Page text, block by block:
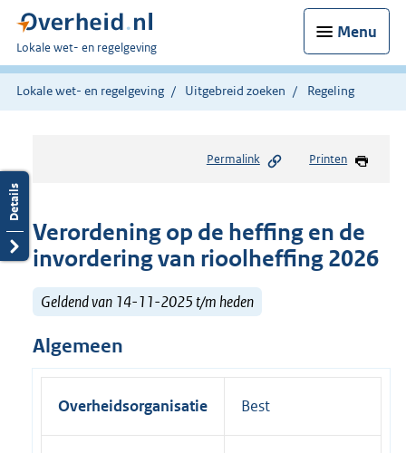
Menu
U
bent
hier:
Lokale wet- en regelgeving
Lokale wet- en regelgeving Uitgebreid zoeken Regeling
Permalink Printen
Verordening op de heffing en de
invordering van rioolheffing 2026
Geldend van 14-11-2025 t/m heden
Algemeen
Overheidsorganisatie Best